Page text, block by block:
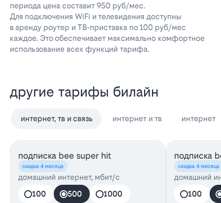
периода цена составит 950 руб/мес.
Для подключения WiFi и телевидения доступны
в аренду роутер и ТВ-приставка по 100 руб/мес
каждое. Это обеспечивает максимально комфортное
использование всех функций тарифа.
другие тарифы билайн
интернет, тв и связь интернет и тв интернет
подписка bee super hit
скидка 4 месяца
домашний интернет, мбит/с
100
500
1000
подписка
скидка 4 месяца
домашний
100